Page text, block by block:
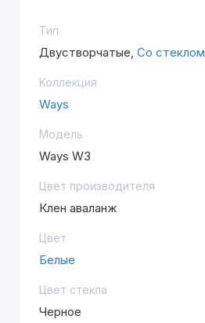
Тип
Двустворчатые, Со стеклом
Коллекция
Ways
Модель
Ways W3
Цвет производителя
Клен аваланж
Цвет
Белые
Цвет стекла
Черное